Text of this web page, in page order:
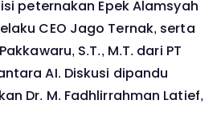
peternakan Epek Alamsyah
CEO Jago Ternak, serta
S.T., M.T. dari PT
AI. Diskusi dipandu
Dr. M. Fadhlirrahman Latief,